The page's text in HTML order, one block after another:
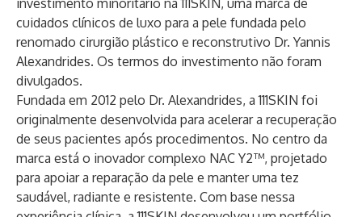
investimento minoritário na 111SKIN, uma marca de
cuidados clínicos de luxo para a pele fundada pelo
renomado cirurgião plástico e reconstrutivo Dr. Yannis
Alexandrides. Os termos do investimento não foram
divulgados.
Fundada em 2012 pelo Dr. Alexandrides, a 111SKIN foi
originalmente desenvolvida para acelerar a recuperação
de seus pacientes após procedimentos. No centro da
marca está o inovador complexo NAC Y2™, projetado
para apoiar a reparação da pele e manter uma tez
saudável, radiante e resistente. Com base nessa